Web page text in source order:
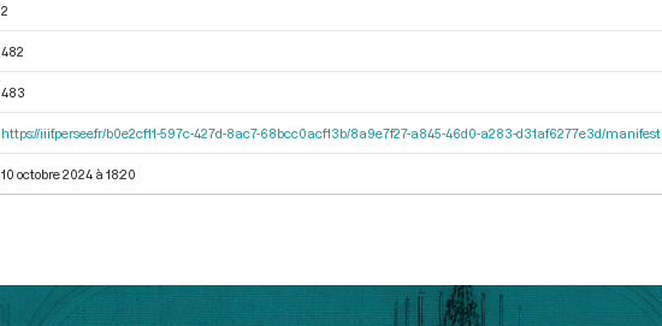
2
482
483
https://iiif.persee.fr/b0e2cf11-597c-427d-8ac7-68bcc0acf13b/8a9e7f27-a845-46d0-a283-d31af6277e3d/manifest
10 octobre 2024 à 18:20